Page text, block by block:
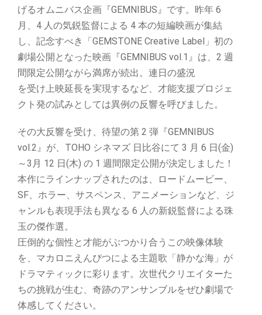
げるオムニバス企画『GEMNIBUS』です。昨年 6
月、4 人の気鋭監督による 4 本の短編映画が集結
し、記念すべき「GEMSTONE Creative Label」初の
劇場公開となった映画『GEMNIBUS vol.1』は、2 週
間限定公開ながら満席が続出。連日の盛況
を受け上映延長を実現するなど、才能支援プロジェ
クト発の試みとしては異例の反響を呼びました。
その大反響を受け、待望の第 2 弾『GEMNIBUS
vol.2』が、TOHO シネマズ 日比谷にて 3 月 6 日(金)
～3月 12 日(木) の 1 週間限定公開が決定しました！
本作にラインナップされたのは、ロードムービー、
SF、ホラー、サスペンス、アニメーションなど、ジ
ャンルも表現手法も異なる 6 人の新鋭監督による珠
玉の傑作選。
圧倒的な個性と才能がぶつかり合うこの映像体験
を、マカロニえんぴつによる主題歌「静かな海」が
ドラマティックに彩ります。次世代クリエイターた
ちの挑戦が生む、奇跡のアンサンブルをぜひ劇場で
体感してください。